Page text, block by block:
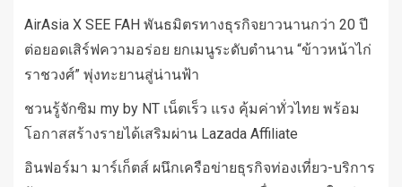
AirAsia X SEE FAH พันธมิตรทางธุรกิจยาวนานกว่า 20 ปี
ต่อยอดเสิร์ฟความอร่อย ยกเมนูระดับตำนาน “ข้าวหน้าไก่
ราชวงศ์” พุ่งทะยานสู่น่านฟ้า
ชวนรู้จักซิม my by NT เน็ตเร็ว แรง คุ้มค่าทั่วไทย พร้อม
โอกาสสร้างรายได้เสริมผ่าน Lazada Affiliate
อินฟอร์มา มาร์เก็ตส์ ผนึกเครือข่ายธุรกิจท่องเที่ยว-บริการ